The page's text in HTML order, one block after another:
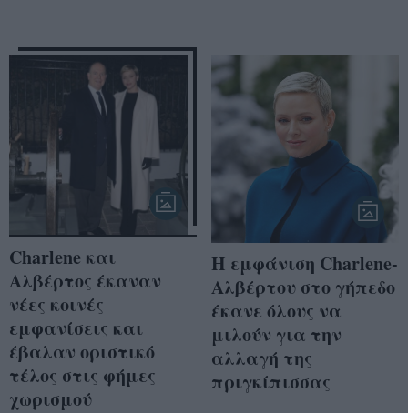
Charlene και
Αλβέρτος έκαναν
νέες κοινές
εμφανίσεις και
έβαλαν οριστικό
τέλος στις φήμες
χωρισμού
Η εμφάνιση Charlene-
Αλβέρτου στο γήπεδο
έκανε όλους να
μιλούν για την
αλλαγή της
πριγκίπισσας